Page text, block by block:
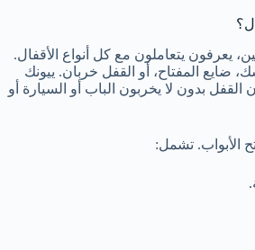
يعرفون يتعاملون مع كل أنواع الأقفال.
المفتاح، أو القفل خربان. ييونك
بدون لا يخربون الباب أو السيارة أو
الأبواب. تشمل: